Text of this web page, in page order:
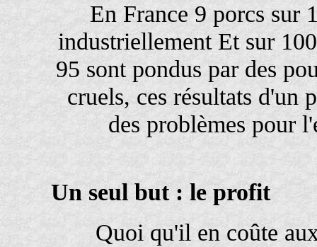
En France 9 porcs sur
industriellement Et sur
95 sont pondus par des
cruels, ces résultats d'un
des problèmes pour
Un seul but : le profit
Quoi qu'il en coûte